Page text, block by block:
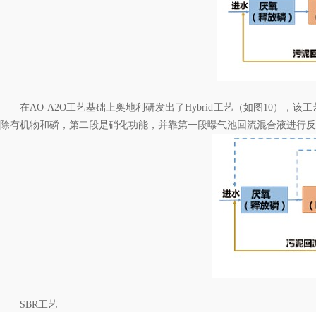
在AO-A2O工艺基础上奥地利研发出了Hybrid工艺（如图10），该工
除有机物和磷，第二段是硝化功能，并靠第一段曝气池回流混合液进行
SBR工艺